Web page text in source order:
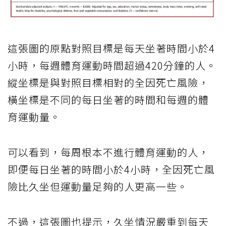
這張圖的原點對照目標是每天坐著時間小於4
小時，每週體育運動時間超過420分鐘的人。
縱坐標是與對照目標相對的全因死亡風險，
橫坐標是不同的每日坐著的時間和每週的體
育運動量。
可以看到，每周根本不進行體育運動的人，
即便每日坐著的時間小於4小時，全因死亡風
險比久坐但運動量足夠的人更高一些。
不過，這張圖也提示，久坐情況嚴重到每天